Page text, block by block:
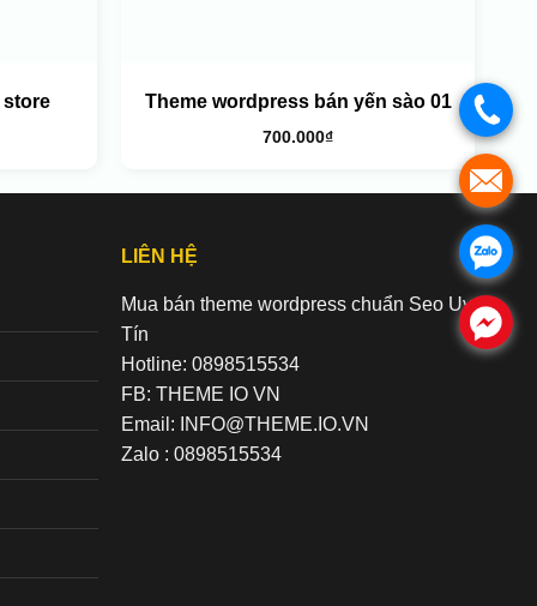
store Theme wordpress bán yến sào 01
700.000₫
LIÊN HỆ
Mua bán theme wordpress chuẩn Seo Uy
Tín
Hotline: 0898515534
FB: THEME IO VN
Email: INFO@THEME.IO.VN
Zalo : 0898515534
.
.
.
.